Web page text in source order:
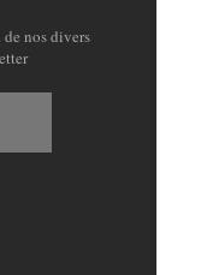
nos divers